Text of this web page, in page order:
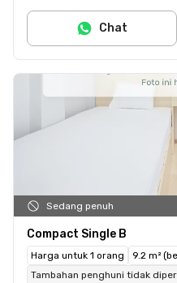
Chat
Sedang penuh
Compact Single B
Harga untuk 1 orang
9.2 m²
Tambahan penghuni tidak